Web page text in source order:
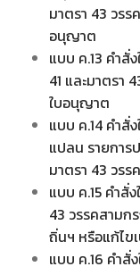
มาตรา 43 วร
อนุญาต
แบบ ค.13 คำสั่
41 และมาตรา
ใบอนุญาต
แบบ ค.14 คำสั่
แปลน รายการ
มาตรา 43 วรร
แบบ ค.15 คำสั่
43 วรรคสาม
ถิ่นฯ หรือแก้ไ
แบบ ค.16 คำสั่